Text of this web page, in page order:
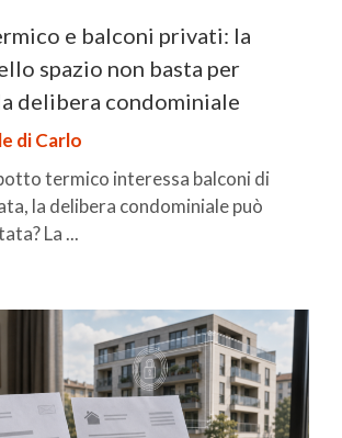
e balconi privati: la
spazio non basta per
delibera condominiale
di Carlo
termico interessa balconi di
la delibera condominiale può
La ...